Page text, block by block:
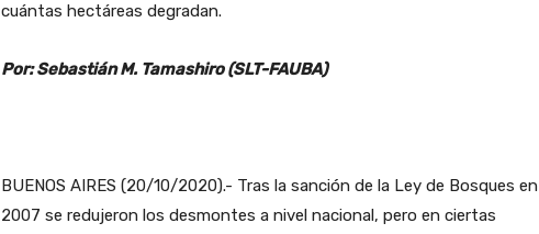
cuántas hectáreas degradan.
Por: Sebastián M. Tamashiro (SLT-FAUBA)
BUENOS AIRES (20/10/2020).- Tras la sanción de la Ley de Bosques en
2007 se redujeron los desmontes a nivel nacional, pero en ciertas